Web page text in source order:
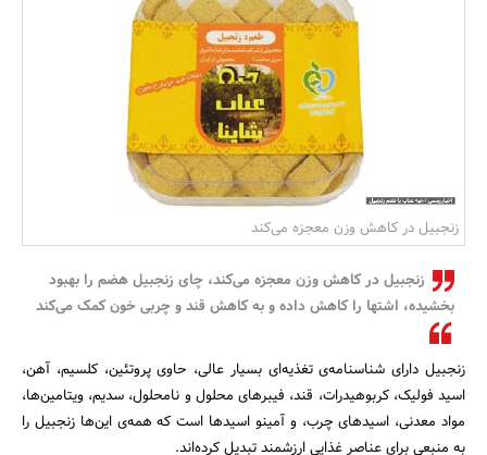
بانک، بیمه و سرمایه
مسکن و ساختمان
زنجبیل در کاهش وزن معجزه می‌کند
زنجبیل در کاهش وزن معجزه می‌کند، چای زنجبیل هضم را بهبود
بخشیده، اشتها را کاهش داده و به کاهش قند و چربی خون کمک می‌کند
زنجبیل دارای شناسنامه‌ی تغذیه‌ای بسیار عالی، حاوی پروتئین، کلسیم، آهن،
اسید فولیک، کربوهیدرات، قند، فیبرهای محلول و نامحلول، سدیم، ویتامین‌ها،
مواد معدنی، اسیدهای چرب، و آمینو اسیدها است که همه‌ی این‌ها زنجبیل را
به منبعی برای عناصر غذایی ارزشمند تبدیل کرده‌اند.